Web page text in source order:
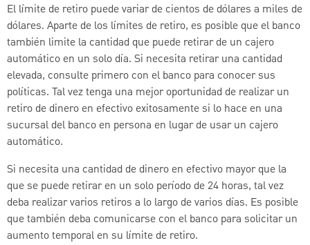
El límite de retiro puede variar de cientos de dólares a miles de
dólares. Aparte de los límites de retiro, es posible que el banco
también limite la cantidad que puede retirar de un cajero
automático en un solo día. Si necesita retirar una cantidad
elevada, consulte primero con el banco para conocer sus
políticas. Tal vez tenga una mejor oportunidad de realizar un
retiro de dinero en efectivo exitosamente si lo hace en una
sucursal del banco en persona en lugar de usar un cajero
automático.
Si necesita una cantidad de dinero en efectivo mayor que la
que se puede retirar en un solo período de 24 horas, tal vez
deba realizar varios retiros a lo largo de varios días. Es posible
que también deba comunicarse con el banco para solicitar un
aumento temporal en su límite de retiro.